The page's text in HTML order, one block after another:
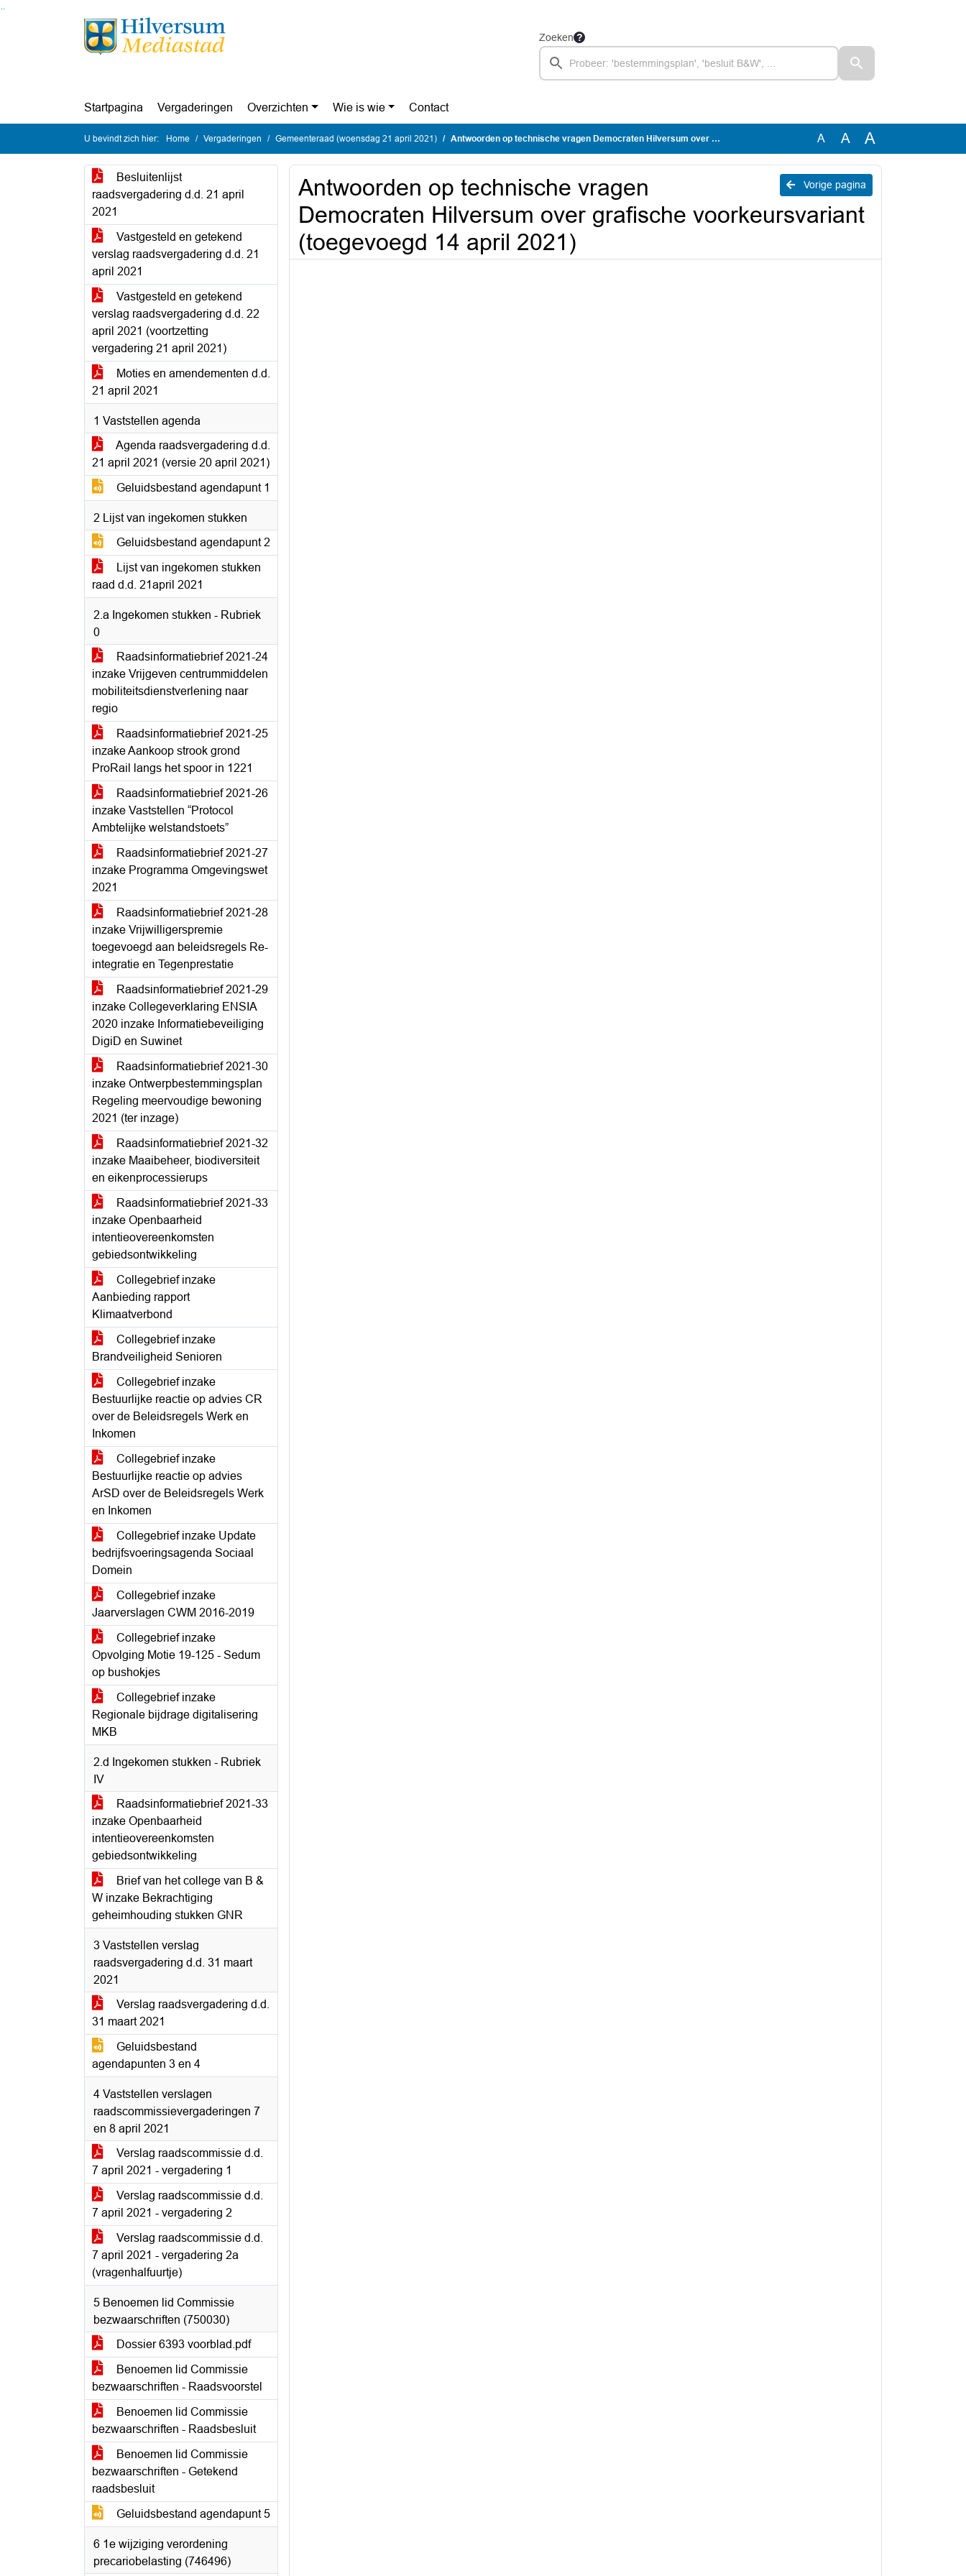
Ga naar de inhoud van deze pagina
Ga naar het zoeken
Ga naar het menu
Zoeken
Startpagina Vergaderingen Overzichten Wie is wie Contact
U bevindt zich hier: Home Vergaderingen Gemeenteraad (woensdag 21 april 2021) Antwoorden op technische vragen Democraten Hilversum over grafische voorkeursvariant (toegevoegd 14 april 2021) A A A
Besluitenlijst
raadsvergadering d.d. 21 april
2021
Vastgesteld en getekend
verslag raadsvergadering d.d. 21
april 2021
Vastgesteld en getekend
verslag raadsvergadering d.d. 22
april 2021 (voortzetting
vergadering 21 april 2021)
Moties en amendementen d.d.
21 april 2021
1 Vaststellen agenda
Agenda raadsvergadering d.d.
21 april 2021 (versie 20 april 2021)
Geluidsbestand agendapunt 1
2 Lijst van ingekomen stukken
Geluidsbestand agendapunt 2
Lijst van ingekomen stukken
raad d.d. 21april 2021
2.a Ingekomen stukken - Rubriek
0
Raadsinformatiebrief 2021-24
inzake Vrijgeven centrummiddelen
mobiliteitsdienstverlening naar
regio
Raadsinformatiebrief 2021-25
inzake Aankoop strook grond
ProRail langs het spoor in 1221
Raadsinformatiebrief 2021-26
inzake Vaststellen “Protocol
Ambtelijke welstandstoets”
Raadsinformatiebrief 2021-27
inzake Programma Omgevingswet
2021
Raadsinformatiebrief 2021-28
inzake Vrijwilligerspremie
toegevoegd aan beleidsregels Re-
integratie en Tegenprestatie
Raadsinformatiebrief 2021-29
inzake Collegeverklaring ENSIA
2020 inzake Informatiebeveiliging
DigiD en Suwinet
Raadsinformatiebrief 2021-30
inzake Ontwerpbestemmingsplan
Regeling meervoudige bewoning
2021 (ter inzage)
Raadsinformatiebrief 2021-32
inzake Maaibeheer, biodiversiteit
en eikenprocessierups
Raadsinformatiebrief 2021-33
inzake Openbaarheid
intentieovereenkomsten
gebiedsontwikkeling
Collegebrief inzake
Aanbieding rapport
Klimaatverbond
Collegebrief inzake
Brandveiligheid Senioren
Collegebrief inzake
Bestuurlijke reactie op advies CR
over de Beleidsregels Werk en
Inkomen
Collegebrief inzake
Bestuurlijke reactie op advies
ArSD over de Beleidsregels Werk
en Inkomen
Collegebrief inzake Update
bedrijfsvoeringsagenda Sociaal
Domein
Collegebrief inzake
Jaarverslagen CWM 2016-2019
Collegebrief inzake
Opvolging Motie 19-125 - Sedum
op bushokjes
Collegebrief inzake
Regionale bijdrage digitalisering
MKB
2.d Ingekomen stukken - Rubriek
IV
Raadsinformatiebrief 2021-33
inzake Openbaarheid
intentieovereenkomsten
gebiedsontwikkeling
Brief van het college van B &
W inzake Bekrachtiging
geheimhouding stukken GNR
3 Vaststellen verslag
raadsvergadering d.d. 31 maart
2021
Verslag raadsvergadering d.d.
31 maart 2021
Geluidsbestand
agendapunten 3 en 4
4 Vaststellen verslagen
raadscommissievergaderingen 7
en 8 april 2021
Verslag raadscommissie d.d.
7 april 2021 - vergadering 1
Verslag raadscommissie d.d.
7 april 2021 - vergadering 2
Verslag raadscommissie d.d.
7 april 2021 - vergadering 2a
(vragenhalfuurtje)
5 Benoemen lid Commissie
bezwaarschriften (750030)
Dossier 6393 voorblad.pdf
Benoemen lid Commissie
bezwaarschriften - Raadsvoorstel
Benoemen lid Commissie
bezwaarschriften - Raadsbesluit
Benoemen lid Commissie
bezwaarschriften - Getekend
raadsbesluit
Geluidsbestand agendapunt 5
6 1e wijziging verordening
precariobelasting (746496)
Vorige pagina
Antwoorden op technische vragen
Democraten Hilversum over grafische voorkeursvariant
(toegevoegd 14 april 2021)